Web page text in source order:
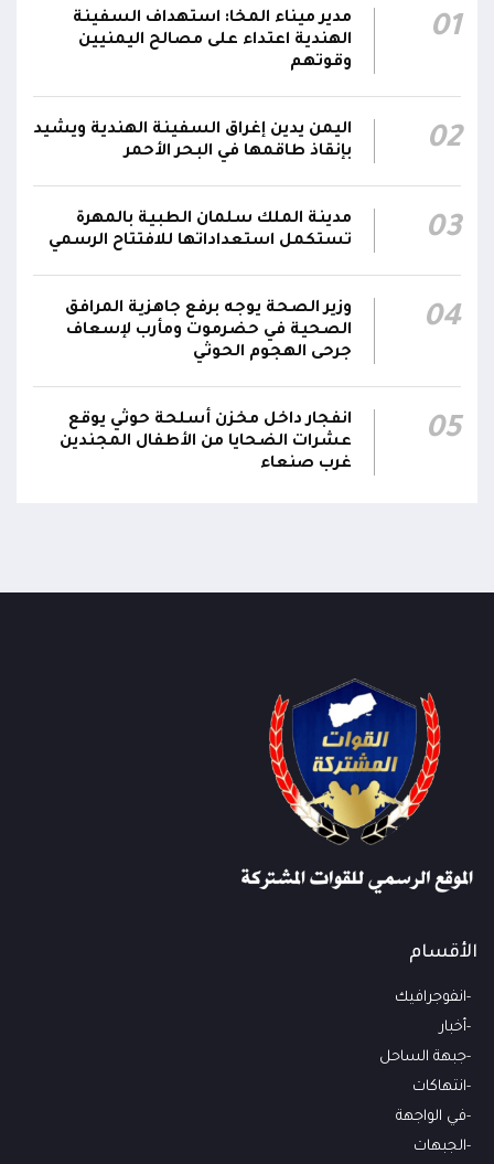
00:26
هاتفيين قائدي الفرقتين الأولى والثالثة طوارئ في
استشهاد عدد من الأبطال بالهجوم الحوثي الغادر
00:21
العمليات الأمنية والعسكرية لحماية الأمن
والاستقرار
جدد #المكتب_السياسي تمسكه بمواصلة النضال
إلى جانب الشعب اليمني وقوى الصف الجمهوري،
واستعادة العاصمة صنعاء وإنهاء الانقلاب
23:04
دعا #المكتب_السياسي مجلس القيادة الرئاسي
الإيراني
01
مدير ميناء المخا: استهداف السفينة
الهندية اعتداء على مصالح اليمنيين
وقوتهم
02
اليمن يدين إغراق السفينة الهندية ويشيد
بإنقاذ طاقمها في البحر الأحمر
03
مدينة الملك سلمان الطبية بالمهرة
تستكمل استعداداتها للافتتاح الرسمي
04
وزير الصحة يوجه برفع جاهزية المرافق
الصحية في حضرموت ومأرب لإسعاف
جرحى الهجوم الحوثي
05
انفجار داخل مخزن أسلحة حوثي يوقع
عشرات الضحايا من الأطفال المجندين
غرب صنعاء
الأقسام
انفوجرافيك
أخبار
جبهة الساحل
انتهاكات
في الواجهة
الجبهات